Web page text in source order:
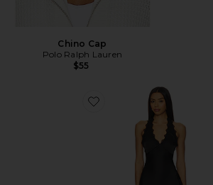
Chino Cap
Polo Ralph Lauren
$55
Favorite Stars Align Mini Dress